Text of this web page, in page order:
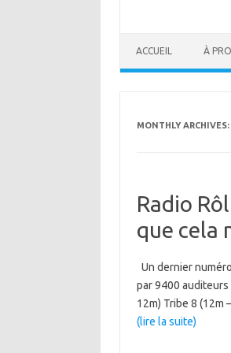
ACCUEIL À
MONTHLY ARCHIVES:
Radio
que cela
Un dernier
par 9400 auditeurs
12m) Tribe 8
(lire la suite)